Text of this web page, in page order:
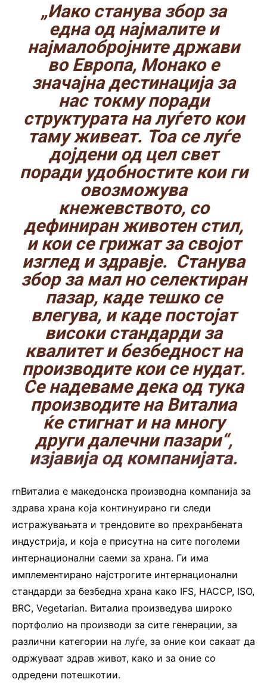
„Иако станува збор за
една од најмалите и
најмалобројните држави
во Европа, Монако е
значајна дестинација за
нас токму поради
структурата на луѓето кои
таму живеат. Тоа се луѓе
дојдени од цел свет
поради удобностите кои ги
овозможува
кнежевството, со
дефиниран животен стил,
и кои се грижат за својот
изглед и здравје. Станува
збор за мал но селектиран
пазар, каде тешко се
влегува, и каде постојат
високи стандарди за
квалитет и безбедност на
производите кои се нудат.
Се надеваме дека од тука
производите на Виталиa
ќе стигнат и на многу
други далечни пазари“,
изјавија од компанијата.
rnВиталиа е македонска производна компанија за
здрава храна која континуирано ги следи
истражувањата и трендовите во прехранбената
индустрија, и која е присутна на сите поголеми
интернационални саеми за храна. Ги има
имплементирано најстрогите интернационални
стандарди за безбедна храна како IFS, НАССР, ISO,
BRC, Vegetarian. Виталиа произведува широко
портфолио на производи за сите генерации, за
различни категории на луѓе, за оние кои сакаат да
одржуваат здрав живот, како и за оние со
одредени потешкотии.